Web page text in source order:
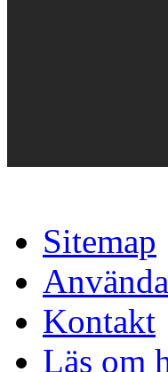
Sitemap
Kontakt
Läs om